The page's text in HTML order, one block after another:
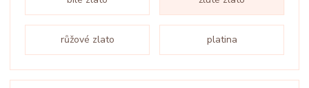
růžové zlato platina